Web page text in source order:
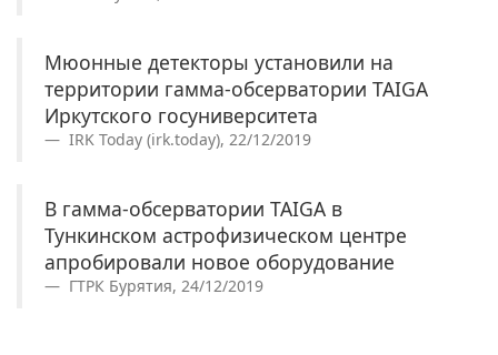
Мюонные детекторы установили на
территории гамма-обсерватории TAIGA
Иркутского госуниверситета
IRK Today (irk.today), 22/12/2019
В гамма-обсерватории TAIGA в
Тункинском астрофизическом центре
апробировали новое оборудование
ГТРК Бурятия, 24/12/2019